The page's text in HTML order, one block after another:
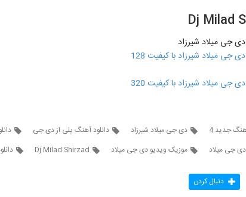
Dj Milad
جی میلاد شیرزاد
جی میلاد شیرزاد با کیفیت 128
جی میلاد شیرزاد با کیفیت 320
جدید 4 دی جی میلاد شیرزاد دانلود آهنگ پلی از دی جی
جی میلاد
موزیک ویدیو دی جی میلاد Dj Milad Shirzad
دنبال کردن